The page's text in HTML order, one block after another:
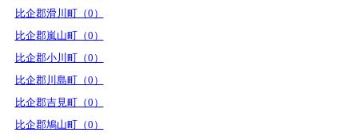
比企郡滑川町（0）
比企郡嵐山町（0）
比企郡小川町（0）
比企郡川島町（0）
比企郡吉見町（0）
比企郡鳩山町（0）